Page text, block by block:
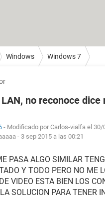
Windows Windows 7
no reconoce
- Modificado por Carlos-vialfa el 30/
- 3 sep 2015 a las 00:21
PASA ALGO SIMILAR
Y TODO PERO NO ME
VIDEO ESTA BIEN LOS
SOLUCION PARA TENER